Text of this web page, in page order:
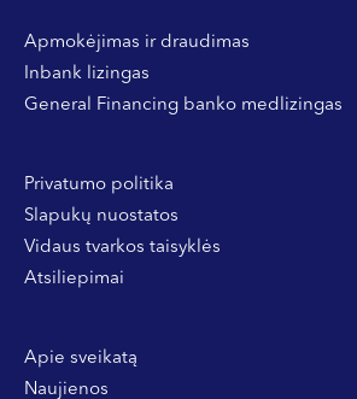
Apmokėjimas ir draudimas
Inbank lizingas
General Financing banko medlizingas
Privatumo politika
Slapukų nuostatos
Vidaus tvarkos taisyklės
Atsiliepimai
Apie sveikatą
Naujienos